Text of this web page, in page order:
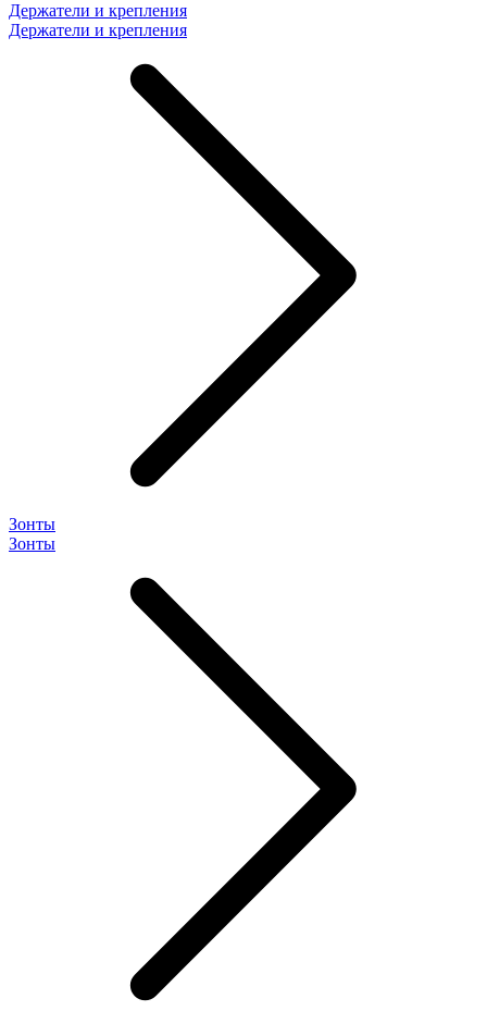
Держатели и крепления
Держатели и крепления
Зонты
Зонты